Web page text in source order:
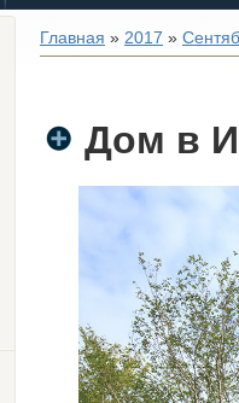
Главная » 2017 »
Дом в